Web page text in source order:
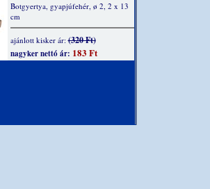
Botgyertya, gyapjúfehér, ø 2, 2 x 13
cm
ajánlott kisker ár:(320 Ft)
nagyker nettó ár: 183 Ft